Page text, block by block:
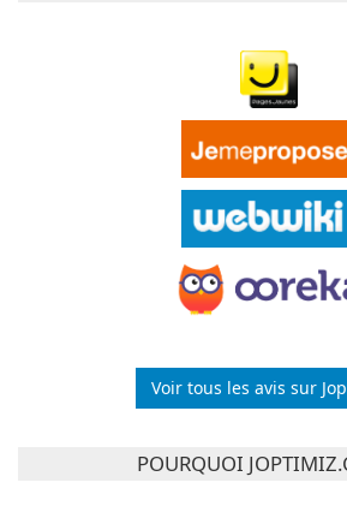
Voir tous les avis sur
POURQUOI